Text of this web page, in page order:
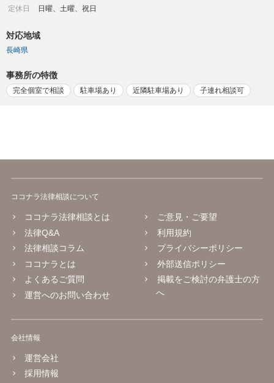
定休日
日曜、土曜、祝日
対応地域
長崎県
事務所の特徴
完全個室で相談 駐車場あり 近隣駐車場あり 子連れ相談可
ココナラ法律相談について
ココナラ法律相談とは
法律Q&A
法律相談コラム
ココナラとは
よくあるご質問
運営へのお問い合わせ
ご意見・ご要望
利用規約
プライバシーポリシー
外部送信ポリシー
掲載をご検討の弁護士の方
へ
会社情報
運営会社
採用情報